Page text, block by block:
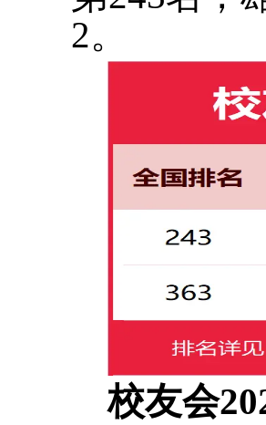
2。
校友会